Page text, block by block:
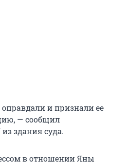
и признали ее
— сообщил
здания суда.
в отношении Яны